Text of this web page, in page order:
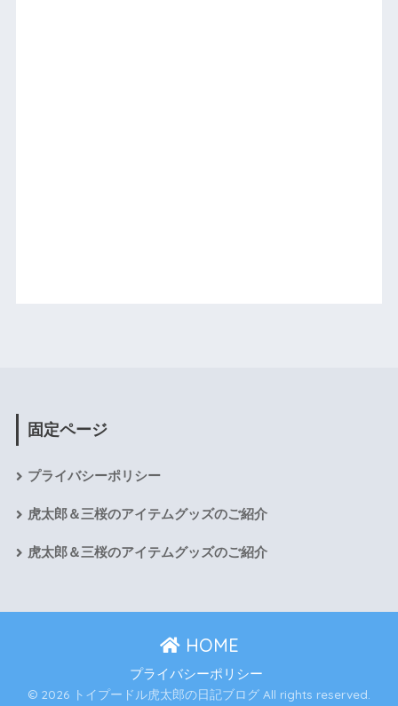
固定ページ
プライバシーポリシー
虎太郎＆三桜のアイテムグッズのご紹介
虎太郎＆三桜のアイテムグッズのご紹介
HOME
プライバシーポリシー
© 2026 トイプードル虎太郎の日記ブログ All rights reserved.